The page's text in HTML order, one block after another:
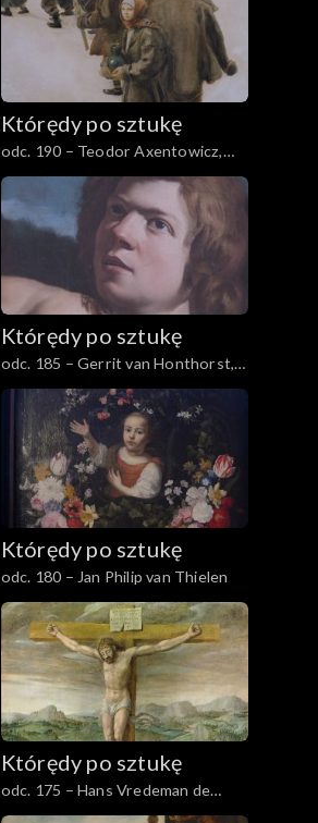
Którędy po sztukę
odc. 190 – Teodor Axentowicz,
„Święto Jordanu”
Którędy po sztukę
odc. 185 – Gerrit van Honthorst,
Sąd Midasa
Którędy po sztukę
odc. 180 – Jan Philip van Thielen
Którędy po sztukę
odc. 175 – Hans Vredeman de
Vries